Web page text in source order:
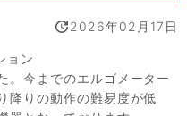
2026年02月17日
ョン
。今までのエルゴメーター
降りの動作の難易度が低